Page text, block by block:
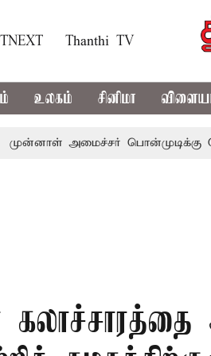
Thanthi TV
உலகம் சினிமா
அமைச்சர் பொன்முடிக்கு சென்னை
கலாச்சாரத்தை